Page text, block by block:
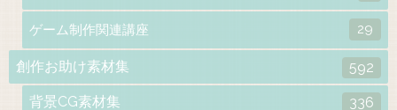
ゲーム制作関連講座 29
創作お助け素材集 592
背景CG素材集 336